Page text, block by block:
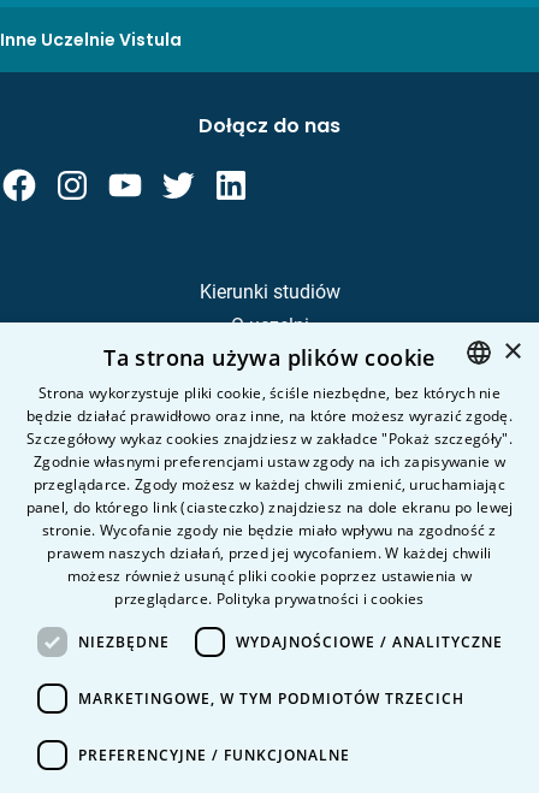
Inne Uczelnie Vistula
Kierunki studiów
O uczelni
Kandydat
Student
Nauka i badania
Intranet
Pytania i odpowiedzi
Kontakt
Kariera na uczelni
Dane Osobowe
Dołącz do nas
POLISH
ENGLISH
×
Ta strona używa plików cookie
Strona wykorzystuje pliki cookie, ściśle niezbędne, bez których nie
będzie działać prawidłowo oraz inne, na które możesz wyrazić zgodę.
Szczegółowy wykaz cookies znajdziesz w zakładce "Pokaż szczegóły".
Zgodnie własnymi preferencjami ustaw zgody na ich zapisywanie w
przeglądarce. Zgody możesz w każdej chwili zmienić, uruchamiając
panel, do którego link (ciasteczko) znajdziesz na dole ekranu po lewej
stronie. Wycofanie zgody nie będzie miało wpływu na zgodność z
prawem naszych działań, przed jej wycofaniem. W każdej chwili
możesz również usunąć pliki cookie poprzez ustawienia w
przeglądarce. Polityka prywatności i cookies
NIEZBĘDNE WYDAJNOŚCIOWE / ANALITYCZNE
MARKETINGOWE, W TYM PODMIOTÓW TRZECICH
PREFERENCYJNE / FUNKCJONALNE